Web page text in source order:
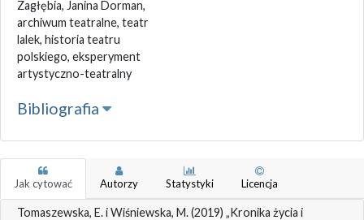
Zagłębia, Janina Dorman,
archiwum teatralne, teatr
lalek, historia teatru
polskiego, eksperyment
artystyczno-teatralny
Bibliografia
Jak cytować Autorzy Statystyki Licencja
Tomaszewska, E. i Wiśniewska, M. (2019) „Kronika życia i